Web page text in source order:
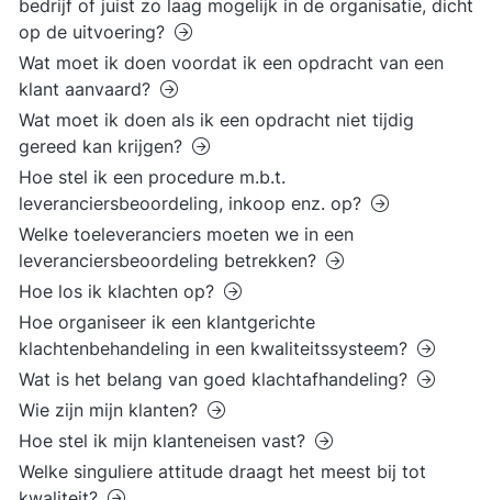
bedrijf of juist zo laag mogelijk in de organisatie, dicht
op de uitvoering?
Wat moet ik doen voordat ik een opdracht van een
klant aanvaard?
Wat moet ik doen als ik een opdracht niet tijdig
gereed kan krijgen?
Hoe stel ik een procedure m.b.t.
leveranciersbeoordeling, inkoop enz. op?
Welke toeleveranciers moeten we in een
leveranciersbeoordeling betrekken?
Hoe los ik klachten op?
Hoe organiseer ik een klantgerichte
klachtenbehandeling in een kwaliteitssysteem?
Wat is het belang van goed klachtafhandeling?
Wie zijn mijn klanten?
Hoe stel ik mijn klanteneisen vast?
Welke singuliere attitude draagt het meest bij tot